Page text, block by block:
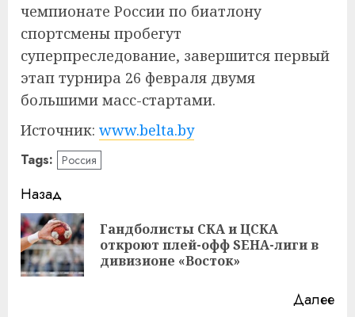
чемпионате России по биатлону
спортсмены пробегут
суперпреследование, завершится первый
этап турнира 26 февраля двумя
большими масс-стартами.
Источник: www.belta.by
Tags: Россия
Навигация
записи
Назад
Гандболисты СКА и ЦСКА
откроют плей-офф SEHA-лиги в
дивизионе «Восток»
Далее